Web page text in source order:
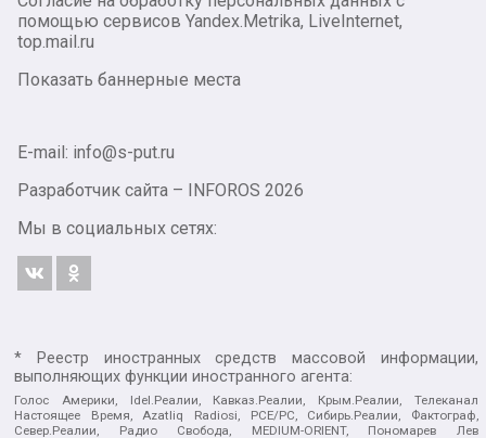
помощью сервисов Yandex.Metrika, LiveInternet,
top.mail.ru
Показать баннерные места
E-mail: info@s-put.ru
Разработчик сайта –
INFOROS 2026
Мы в социальных сетях:
* Реестр иностранных средств массовой информации,
выполняющих функции иностранного агента:
Голос Америки, Idel.Реалии, Кавказ.Реалии, Крым.Реалии, Телеканал
Настоящее Время, Azatliq Radiosi, PCE/PC, Сибирь.Реалии, Фактограф,
Север.Реалии, Радио Свобода, MEDIUM-ORIENT, Пономарев Лев